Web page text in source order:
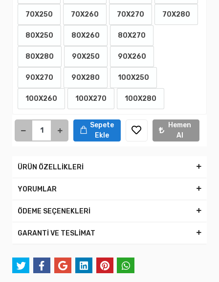
70X250 70X260 70X270 70X280
80X250 80X260 80X270
80X280 90X250 90X260
90X270 90X280 100X250
100X260 100X270 100X280
Sepete
Ekle
Hemen
Al
ÜRÜN ÖZELLİKLERİ
YORUMLAR
ÖDEME SEÇENEKLERİ
GARANTİ VE TESLİMAT